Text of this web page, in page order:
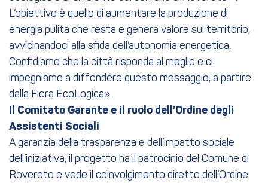
L’obiettivo è quello di aumentare la produzione di
energia pulita che resta e genera valore sul territorio,
avvicinandoci alla sfida dell’autonomia energetica.
Confidiamo che la città risponda al meglio e ci
impegniamo a diffondere questo messaggio, a partire
dalla Fiera EcoLogica».
Il Comitato Garante e il ruolo dell’Ordine degli
Assistenti Sociali
A garanzia della trasparenza e dell’impatto sociale
dell’iniziativa, il progetto ha il patrocinio del Comune di
Rovereto e vede il coinvolgimento diretto dell’Ordine